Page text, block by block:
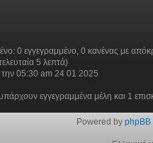
0 εγγεγραμμένο, 0 κανένας με
5 λεπτά)
05:30 am 24 01 2025
εγγεγραμμένα μέλη και 1
Powered by phpBB